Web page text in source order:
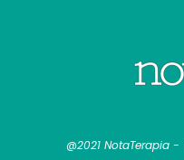
@2021 NotaTerapia